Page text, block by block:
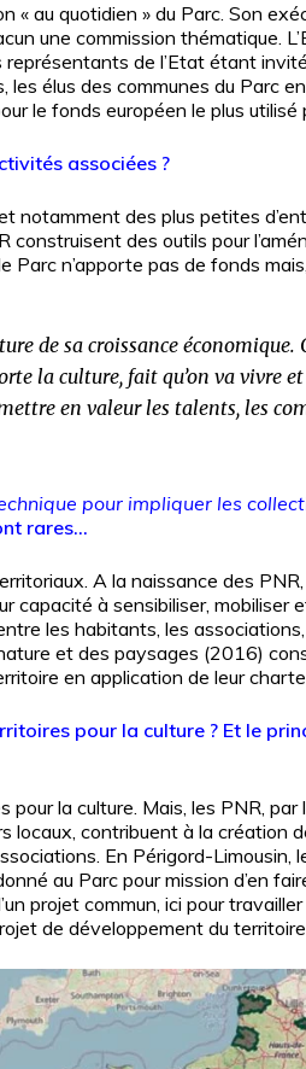
« au quotidien » du Parc. Son
une commission thématique.
de l’Etat étant
élus des communes du Parc
le fonds européen le plus utilisé
associées ?
notamment des plus petites
des outils pour
n’apporte pas de fonds
de sa croissance économique.
la culture, fait qu’on va vivre
en valeur les talents, les
pour impliquer les
rares…
A la naissance des
capacité à sensibiliser, mobiliser
les habitants, les
et des paysages (2016)
en application de leur
pour la culture ? Et le
la culture. Mais, les PNR,
contribuent à la création
En Périgord-Limousin,
au Parc pour mission d’en
projet commun, ici pour
de développement du